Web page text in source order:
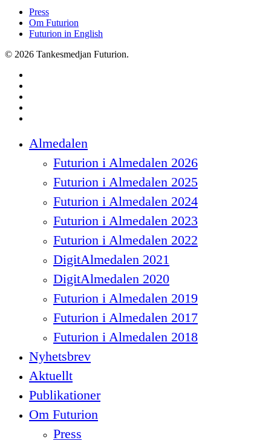
Press
Om Futurion
Futurion in English
© 2026 Tankesmedjan Futurion.
Menu
Almedalen
Futurion i Almedalen 2026
Futurion i Almedalen 2025
Futurion i Almedalen 2024
Futurion i Almedalen 2023
Futurion i Almedalen 2022
DigitAlmedalen 2021
DigitAlmedalen 2020
Futurion i Almedalen 2019
Futurion i Almedalen 2017
Futurion i Almedalen 2018
Nyhetsbrev
Aktuellt
Publikationer
Om Futurion
Press